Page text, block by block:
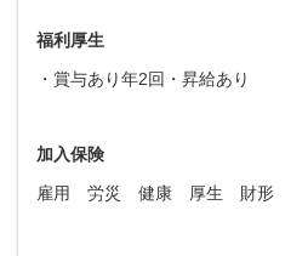
福利厚生
・賞与あり年2回・昇給あり
加入保険
雇用 労災 健康 厚生 財形